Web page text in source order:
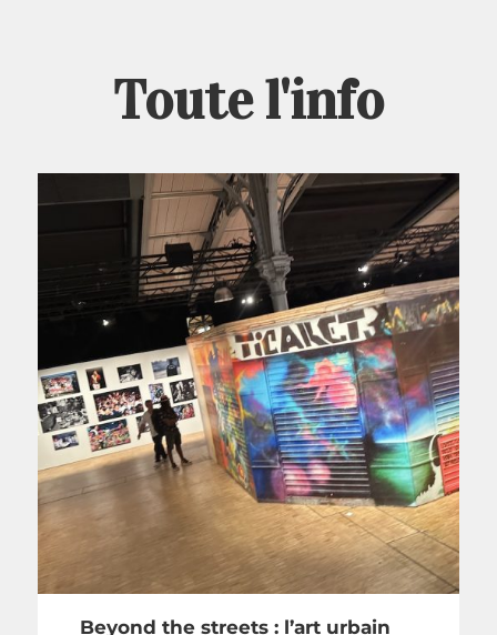
Toute l'info
Beyond the streets : l’art urbain